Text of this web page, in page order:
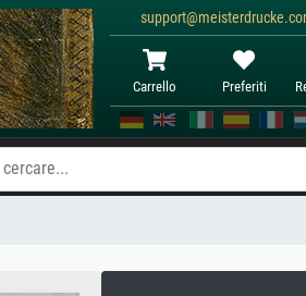
Carrello Preferiti